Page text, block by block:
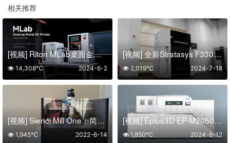
相关推荐
[视频] Riton MLab桌面金属3D打印机：体积小性能强大
2024-6-2
14,308℃
[视频] 全新Stratasys F3300 3D打印机拆箱
2024-7-18
2,019℃
[视频] Sienci Mill One：简单实惠的台式数控铣削
2022-6-14
1,945℃
[视频] Eplus3D EP-M2050：36激光大尺寸金属增材制造系统
2024-6-12
1,850℃